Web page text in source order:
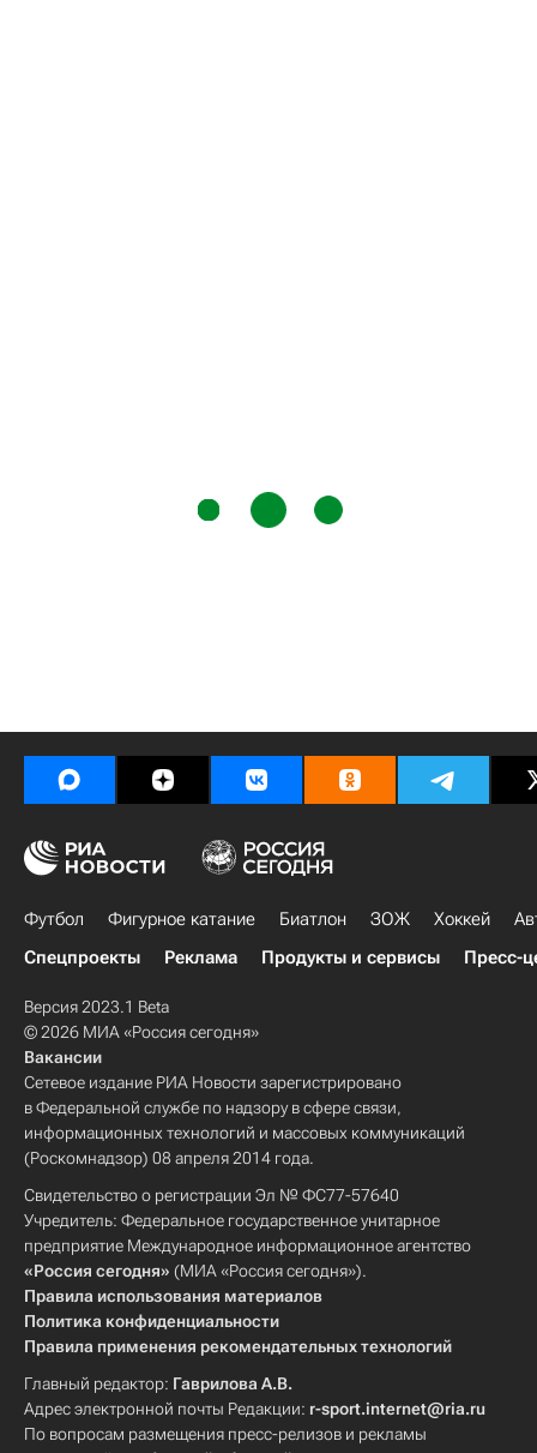
Футбол Фигурное катание Биатлон ЗОЖ Хоккей
Спецпроекты
Реклама Продукты и сервисы Пресс-
Версия 2023.1 Beta
© 2026 МИА «Россия сегодня»
Вакансии
Сетевое издание РИА Новости зарегистрировано
в Федеральной службе по надзору в сфере связи,
информационных технологий и массовых коммуникаций
(Роскомнадзор) 08 апреля 2014 года.
Свидетельство о регистрации Эл № ФС77-57640
Учредитель: Федеральное государственное унитарное
предприятие Международное информационное агентство
«Россия сегодня» (МИА «Россия сегодня»).
Правила использования материалов
Политика конфиденциальности
Правила применения рекомендательных технологий
Главный редактор: Гаврилова А.В.
Адрес электронной почты Редакции: r-sport.internet@ria.ru
По вопросам размещения пресс-релизов и рекламы